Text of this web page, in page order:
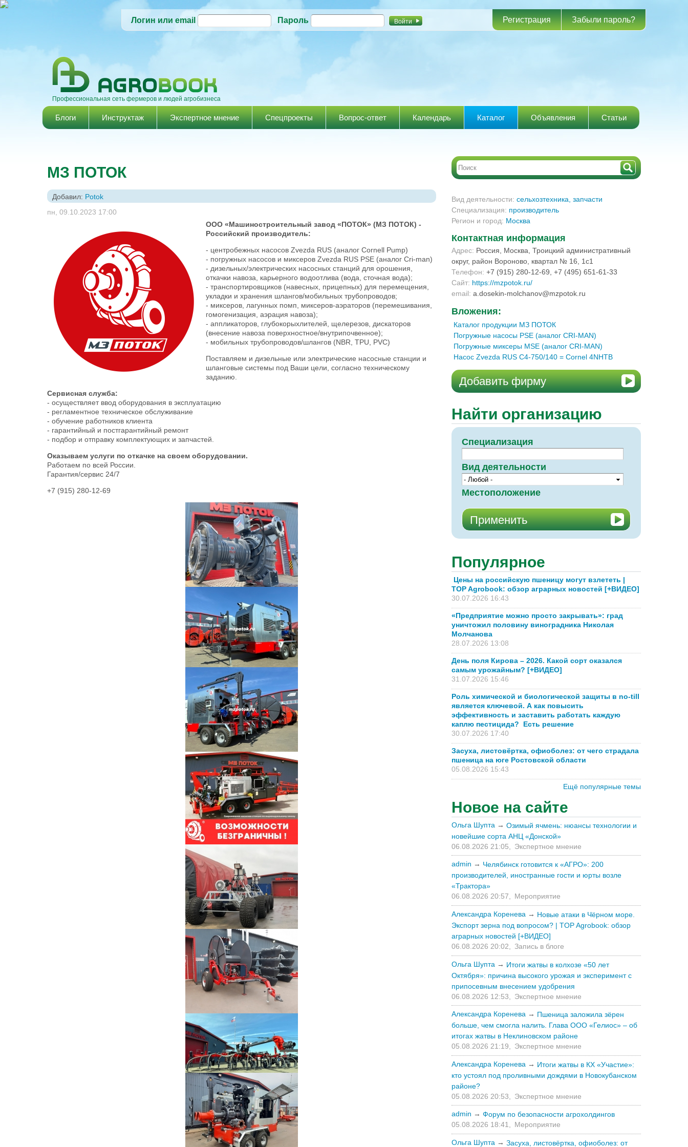
Перейти к
содержанию
Логин или email Пароль Регистрация Забыли пароль?
Профессиональная сеть фермеров и людей агробизнеса
Главное меню
Блоги Инструктаж Экспертное мнение Спецпроекты Вопрос-ответ Календарь Каталог Объявления Статьи
МЗ ПОТОК
Добавил: Potok
пн, 09.10.2023 17:00
ООО «Машиностроительный завод «ПОТОК» (МЗ ПОТОК) -
Российский производитель:
- центробежных насосов Zvezda RUS (аналог Cornell Pump)
- погружных насосов и миксеров Zvezda RUS PSE (аналог Cri-man)
- дизельных/электрических насосных станций для орошения,
откачки навоза, карьерного водоотлива (вода, сточная вода);
- транспортировщиков (навесных, прицепных) для перемещения,
укладки и хранения шлангов/мобильных трубопроводов;
- миксеров, лагунных помп, миксеров-аэраторов (перемешивания,
гомогенизация, аэрация навоза);
- аппликаторов, глубокорыхлителей, щелерезов, дискаторов
(внесение навоза поверхностное/внутрипочвенное);
- мобильных трубопроводов/шлангов (NBR, TPU, PVC)
Поставляем и дизельные или электрические насосные станции и
шланговые системы под Ваши цели, согласно техническому
заданию.
Сервисная служба:
- осуществляет ввод оборудования в эксплуатацию
- регламентное техническое обслуживание
- обучение работников клиента
- гарантийный и постгарантийный ремонт
- подбор и отправку комплектующих и запчастей.
Оказываем услуги по откачке на своем оборудовании.
Работаем по всей России.
Гарантия/сервис 24/7
+7 (915) 280-12-69
Вид деятельности: сельхозтехника, запчасти
Специализация: производитель
Регион и город: Москва
Контактная информация
Адрес: Россия, Москва, Троицкий административный
округ, район Вороново, квартал № 16, 1с1
Телефон: +7 (915) 280-12-69, +7 (495) 651-61-33
Сайт: https://mzpotok.ru/
email: a.dosekin-molchanov@mzpotok.ru
Вложения:
Каталог продукции МЗ ПОТОК
Погружные насосы PSE (аналог CRI-MAN)
Погружные миксеры МSE (аналог CRI-MAN)
Насос Zvezda RUS C4-750/140 = Cornel 4NHTB
Добавить фирму
Найти организацию
Специализация
Вид деятельности
Местоположение
Популярное
Цены на российскую пшеницу могут взлететь |
TOP Agrobook: обзор аграрных новостей [+ВИДЕО]
30.07.2026 16:43
«Предприятие можно просто закрывать»: град
уничтожил половину виноградника Николая
Молчанова
28.07.2026 13:08
День поля Кирова – 2026. Какой сорт оказался
самым урожайным? [+ВИДЕО]
31.07.2026 15:46
Роль химической и биологической защиты в no-till
является ключевой. А как повысить
эффективность и заставить работать каждую
каплю пестицида? Есть решение
30.07.2026 17:40
Засуха, листовёртка, офиоболез: от чего страдала
пшеница на юге Ростовской области
05.08.2026 15:43
Ещё популярные темы
Новое на сайте
Ольга Шупта → Озимый ячмень: нюансы технологии и
новейшие сорта АНЦ «Донской»
06.08.2026 21:05,
Экспертное мнение
admin → Челябинск готовится к «АГРО»: 200
производителей, иностранные гости и юрты возле
«Трактора»
06.08.2026 20:57, Мероприятие
Александра Коренева → Новые атаки в Чёрном море.
Экспорт зерна под вопросом? | TOP Agrobook: обзор
аграрных новостей [+ВИДЕО]
06.08.2026 20:02,
Запись в блоге
Ольга Шупта → Итоги жатвы в колхозе «50 лет
Октября»: причина высокого урожая и эксперимент с
припосевным внесением удобрения
06.08.2026 12:53,
Экспертное мнение
Александра Коренева → Пшеница заложила зёрен
больше, чем смогла налить. Глава ООО «Гелиос» – об
итогах жатвы в Неклиновском районе
05.08.2026 21:19,
Экспертное мнение
Александра Коренева → Итоги жатвы в КХ «Участие»:
кто устоял под проливными дождями в Новокубанском
районе?
05.08.2026 20:53,
Экспертное мнение
admin → Форум по безопасности агрохолдингов
05.08.2026 18:41, Мероприятие
Ольга Шупта → Засуха, листовёртка, офиоболез: от